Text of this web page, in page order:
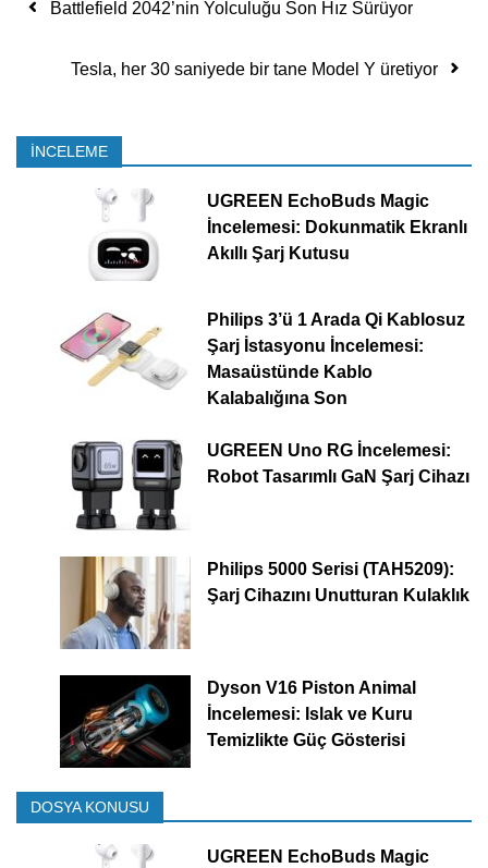
Battlefield 2042’nin Yolculuğu Son Hız Sürüyor
Tesla, her 30 saniyede bir tane Model Y üretiyor
İNCELEME
UGREEN EchoBuds Magic
İncelemesi: Dokunmatik Ekranlı
Akıllı Şarj Kutusu
Philips 3’ü 1 Arada Qi Kablosuz
Şarj İstasyonu İncelemesi:
Masaüstünde Kablo
Kalabalığına Son
UGREEN Uno RG İncelemesi:
Robot Tasarımlı GaN Şarj Cihazı
Philips 5000 Serisi (TAH5209):
Şarj Cihazını Unutturan Kulaklık
Dyson V16 Piston Animal
İncelemesi: Islak ve Kuru
Temizlikte Güç Gösterisi
DOSYA KONUSU
UGREEN EchoBuds Magic